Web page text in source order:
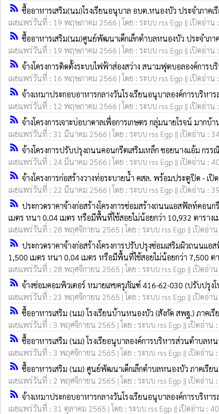
rss_feed ซื้ออาหารเสริม(นม)โรงเรียนอนุบาล อบต.หนองบัว ประจำภาคเ
เผยแพร่วันที่ : 19 พฤษภาคม 2566 | โดย : ระบบ rss Egp || เปิดอ่าน
rss_feed ซื้ออาหารเสริม(นม)ศูนย์พัฒนาเด็กเล็กตำบลหนองบัว ประจำภา
เผยแพร่วันที่ : 19 พฤษภาคม 2566 | โดย : ระบบ rss Egp || เปิดอ่าน
rss_feed จ้างโครงการติดตั้งระบบไฟฟ้าส่องสว่าง สนามฟุตบอลองค์กา
เผยแพร่วันที่ : 16 พฤษภาคม 2566 | โดย : ระบบ rss Egp || เปิดอ่าน
rss_feed จ้างเหมาประกอบอาหารกลางวันโรงเรียนอนุบาลองค์การบริห
เผยแพร่วันที่ : 12 พฤษภาคม 2566 | โดย : ระบบ rss Egp || เปิดอ่าน
rss_feed จ้างโครงการเจาะบ่อบาดาลเพื่อการเกษตร กลุ่มนายโรจน์ มาก
เผยแพร่วันที่ : 31 มีนาคม 2566 | โดย : ระบบ rss Egp || เปิดอ่าน :
rss_feed จ้างโครงการปรับปรุงถนนคอนกรีตเสริมเหล็ก ซอยนางแอ้ม กร
เผยแพร่วันที่ : 24 มีนาคม 2566 | โดย : ระบบ rss Egp || เปิดอ่าน :
rss_feed จ้างโครงการก่อสร้างวางท่อระบายน้ำ คสล. พร้อมประตูปิด -
เผยแพร่วันที่ : 22 มีนาคม 2566 | โดย : ระบบ rss Egp || เปิดอ่าน :
rss_feed ประกวดราคาจ้างก่อสร้างโครงการซ่อมสร้างถนนแอสฟัลท์คอ
เมตร หนา 0.04 เมตร หรือมีพื้นที่ใช้สอยไม่น้อยกว่า 10,932 ตาราง
เผยแพร่วันที่ : 28 พฤศจิกายน 2565 | โดย : ระบบ rss Egp || เปิดอ่า
rss_feed ประกวดราคาจ้างก่อสร้างโครงการปรับปรุงซ่อมเสริมผิวถนน
1,500 เมตร หนา 0.04 เมตร หรือมีพื้นที่ใช้สอยไม่น้อยกว่า 7,500 ต
เผยแพร่วันที่ : 28 พฤศจิกายน 2565 | โดย : ระบบ rss Egp || เปิดอ่า
rss_feed จ้างซ่อมคอมพิวเตอร์ หมายเลขครุภัณฑ์ 416-62-030 (ปรับปรุงโ
เผยแพร่วันที่ : 23 พฤศจิกายน 2565 | โดย : ระบบ rss Egp || เปิดอ่า
rss_feed ซื้ออาหารเสริม (นม) โรงเรียนบ้านหนองบัว (สังกัด สพฐ.) ภาคเรี
เผยแพร่วันที่ : 3 พฤศจิกายน 2565 | โดย : ระบบ rss Egp || เปิดอ่าน
rss_feed ซื้ออาหารเสริม (นม) โรงเรียอนุบาลองค์การบริหารส่วนตำบลห
เผยแพร่วันที่ : 3 พฤศจิกายน 2565 | โดย : ระบบ rss Egp || เปิดอ่าน
rss_feed ซื้ออาหารเสริม (นม) ศูนย์พัฒนาเด็กเล็กตำบลหนองบัว ภาคเรียน
เผยแพร่วันที่ : 2 พฤศจิกายน 2565 | โดย : ระบบ rss Egp || เปิดอ่าน
rss_feed จ้างเหมาประกอบอาหารกลางวันโรงเรียนอนุบาลองค์การบริห
เผยแพร่วันที่ : 31 ตุลาคม 2565 | โดย : ระบบ rss Egp || เปิดอ่าน :